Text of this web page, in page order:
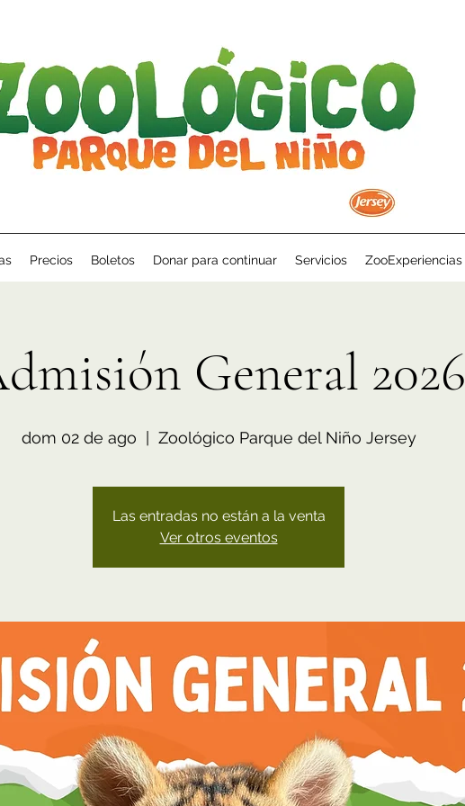
Precios Boletos Donar para continuar Servicios ZooExperiencias
General 2026
dom 02 de ago Zoológico Parque del Niño Jersey
Las entradas no están a la venta
Ver otros eventos